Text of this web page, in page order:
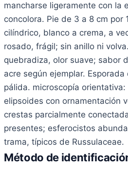
mancharse ligeramente con la
concolora. Pie de 3 a 8 cm por
cilíndrico, blanco a crema, a
rosado, frágil; sin anillo ni
quebradiza, olor suave; sabor
acre según ejemplar. Esporada
pálida. microscopía orientativa:
elipsoides con ornamentación
crestas parcialmente
presentes; esferocistos
trama, típicos de Russulaceae.
Método de